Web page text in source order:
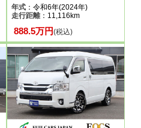
年式：令和6年(2024年)
走行距離：11,116km
888.5万円(税込)